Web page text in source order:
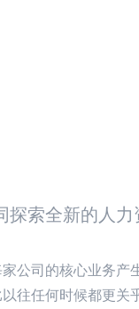
索全新的人
公司的核心业务
往任何时候都更关